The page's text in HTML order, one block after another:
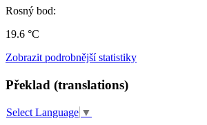
Rosný bod:
19.6 °C
Zobrazit podrobnější statistiky
Překlad (translations)
Select Language ▼